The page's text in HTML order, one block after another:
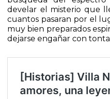
Finalmente, cinco
búsqueda del
develar el misterio que
cuantos pasaran por el
muy bien preparados